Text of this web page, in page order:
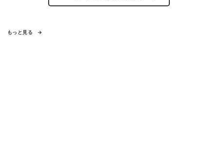
もっと見る